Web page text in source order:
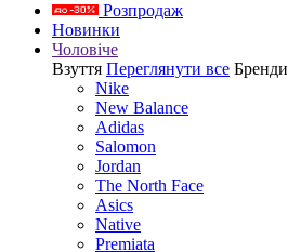
Розпродаж
Новинки
Чоловіче
Взуття Переглянути все Бренди
Nike
New Balance
Adidas
Salomon
Jordan
The North Face
Asics
Native
Premiata